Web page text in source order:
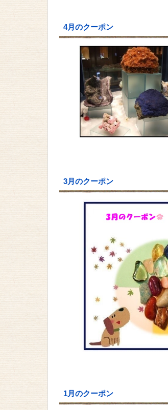
4月のクーポン
3月のクーポン
1月のクーポン